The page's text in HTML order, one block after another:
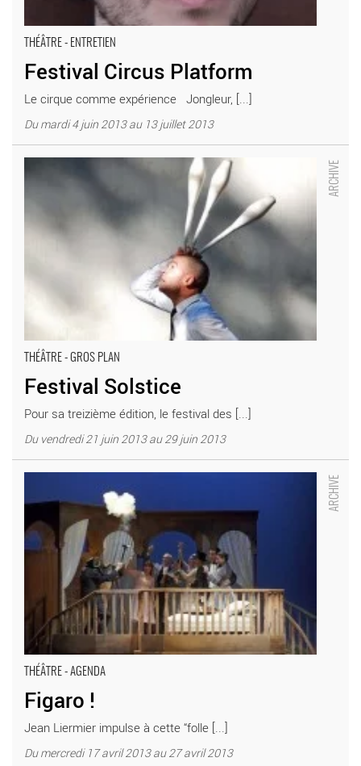
THÉÂTRE - ENTRETIEN
Festival Circus Platform
Le cirque comme expérience Jongleur, [...]
Du mardi 4 juin 2013 au 13 juillet 2013
THÉÂTRE - GROS PLAN
Festival Solstice
Pour sa treizième édition, le festival des [...]
Du vendredi 21 juin 2013 au 29 juin 2013
Gémier – La Piscine
THÉÂTRE - AGENDA
Figaro !
Jean Liermier impulse à cette “folle [...]
Du mercredi 17 avril 2013 au 27 avril 2013
Firmin Gémier – La Piscine